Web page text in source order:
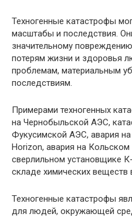
Техногенные катастрофы
масштабы и последствия.
значительному
потерям жизни и здоровья
проблемам, материальным
последствиям.
Примерами техногенных
на Чернобыльской АЭС,
Фукусимской АЭС, авария
Horizon, авария на
сверлильном установщике
складе химических веществ
Техногенные катастрофы
для людей, окружающей